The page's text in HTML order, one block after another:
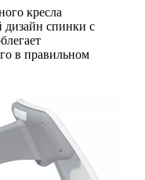
кресла
дизайн спинки с
в правильном